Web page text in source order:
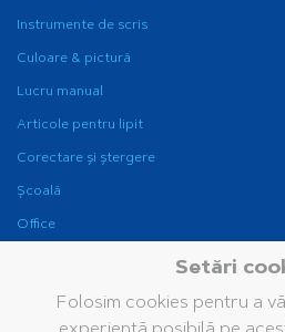
Instrumente de scris
Culoare & pictură
Lucru manual
Articole pentru lipit
Corectare și ștergere
Școală
Office
Fine Writing
Setări
Folosim cookies pentru a